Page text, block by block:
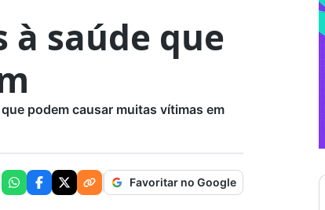
à saúde que
podem causar muitas vítimas em
Favoritar no Google